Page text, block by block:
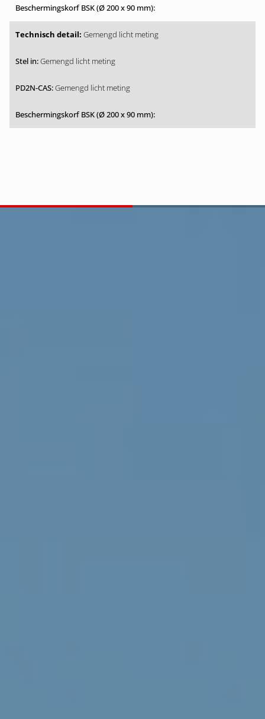
Gemengd licht meting
Gemengd licht meting
Gemengd licht meting